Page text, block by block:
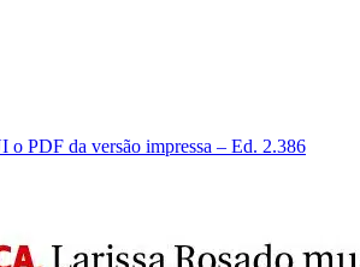
o PDF da versão impressa – Ed. 2.386